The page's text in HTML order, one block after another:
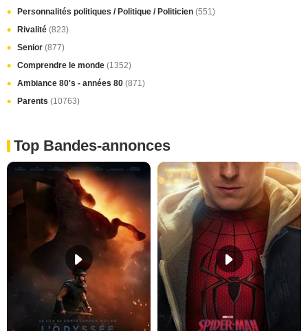
Personnalités politiques / Politique / Politicien (551)
Rivalité (823)
Senior (877)
Comprendre le monde (1352)
Ambiance 80's - années 80 (871)
Parents (10763)
Top Bandes-annonces